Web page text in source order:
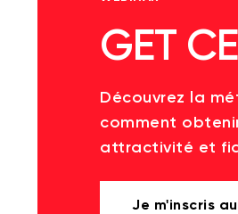
GET
Découvrez la
comment
attractivité et
Je m'inscris